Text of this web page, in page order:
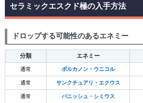
セラミックエスクド極の入手方法
ドロップする可能性のあるエネミー
分類 エネミー
通常 ボルカノン・ウニコル
通常 サンクチュアリ・エクウス
通常 パニッシュ・シミウス